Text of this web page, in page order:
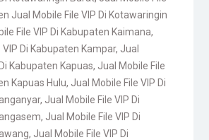
Jual Mobile File VIP Di Kotawaringin
File VIP Di Kabupaten Kaimana,
Di Kabupaten Kampar, Jual
Kabupaten Kapuas, Jual Mobile File
Kapuas Hulu, Jual Mobile File VIP Di
, Jual Mobile File VIP Di
, Jual Mobile File VIP Di
, Jual Mobile File VIP Di